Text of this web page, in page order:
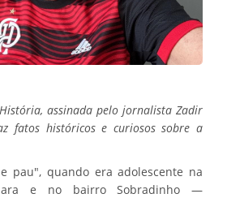
assinada pelo jornalista Zadir
fatos históricos e curiosos sobre a
pau", quando era adolescente na
e no bairro Sobradinho —